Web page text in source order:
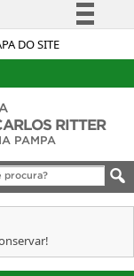
DO SITE
à informação
Canais
RITTER
PAMPA